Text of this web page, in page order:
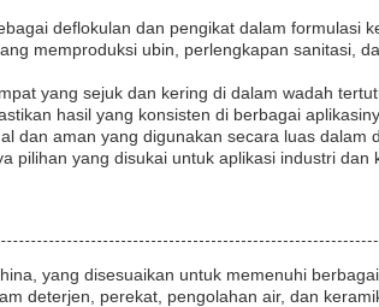
deflokulan dan pengikat dalam formulasi
memproduksi ubin, perlengkapan sanitasi,
yang sejuk dan kering di dalam wadah
hasil yang konsisten di berbagai
dan aman yang digunakan secara luas dalam
yang disukai untuk aplikasi industri dan
yang disesuaikan untuk memenuhi
deterjen, perekat, pengolahan air, dan